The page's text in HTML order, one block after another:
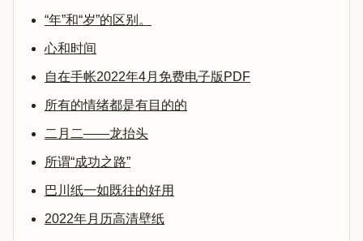
“年”和“岁”的区别。
心和时间
自在手帐2022年4月免费电子版PDF
所有的情绪都是有目的的
二月二——龙抬头
所谓“成功之路”
巴川纸一如既往的好用
2022年月历高清壁纸